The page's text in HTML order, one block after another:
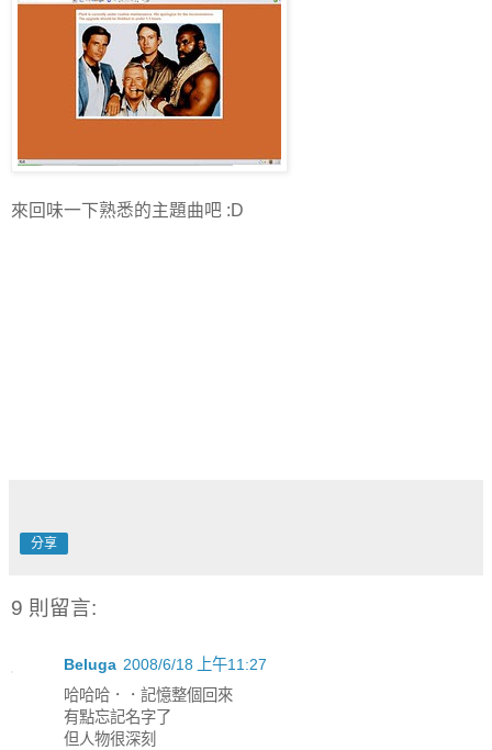
來回味一下熟悉的主題曲吧 :D
分享
9 則留言:
Beluga 2008/6/18 上午11:27
哈哈哈．．記憶整個回來
有點忘記名字了
但人物很深刻